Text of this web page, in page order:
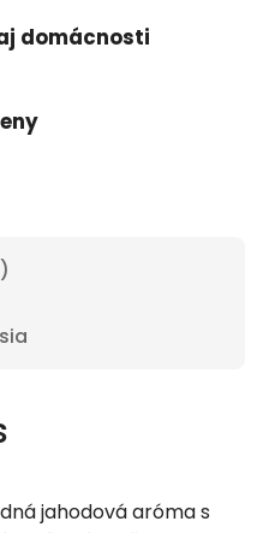
domácnosti
jahodová aróma s